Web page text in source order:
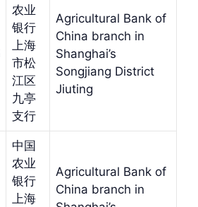
农业
银行
上海
市松
江区
九亭
支行
Agricultural Bank of
China branch in
Shanghai’s
Songjiang District
Jiuting
中国
农业
银行
上海
Agricultural Bank of
China branch in